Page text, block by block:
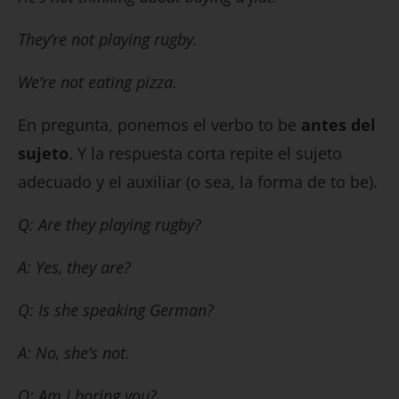
They’re not playing rugby.
We’re not eating pizza.
En pregunta, ponemos el verbo to be antes del
sujeto. Y la respuesta corta repite el sujeto
adecuado y el auxiliar (o sea, la forma de to be).
Q: Are they playing rugby?
A: Yes, they are?
Q: Is she speaking German?
A: No, she’s not.